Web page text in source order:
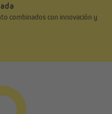
combinados con innovación y